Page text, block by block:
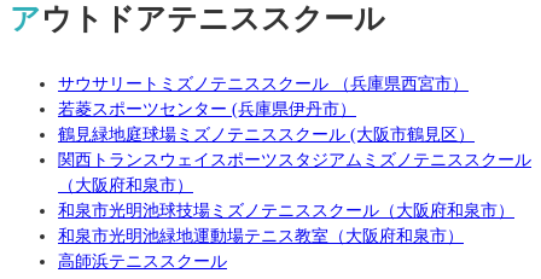
アウトドアテニススクール
サウサリートミズノテニススクール （兵庫県西宮市）
若菱スポーツセンター (兵庫県伊丹市）
鶴見緑地庭球場ミズノテニススクール (大阪市鶴見区）
関西トランスウェイスポーツスタジアムミズノテニススクール
（大阪府和泉市）
和泉市光明池球技場ミズノテニススクール（大阪府和泉市）
和泉市光明池緑地運動場テニス教室（大阪府和泉市）
高師浜テニススクール